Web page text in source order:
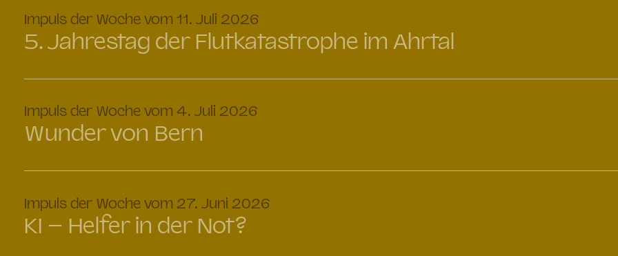
Impuls der Woche vom 11. Juli 2026
5. Jahrestag der Flutkatastrophe im Ahrtal
Impuls der Woche vom 4. Juli 2026
Wunder von Bern
Impuls der Woche vom 27. Juni 2026
KI – Helfer in der Not?